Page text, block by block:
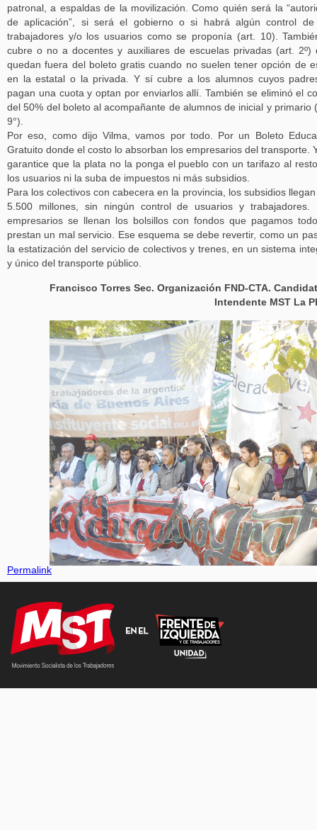
patronal, a espaldas de la movilización. Como quién será la
de aplicación”, si será el gobierno o si habrá algún control de
trabajadores y/o los usuarios como se proponía (art. 10).
cubre o no a docentes y auxiliares de escuelas privadas (art. 2º)
quedan fuera del boleto gratis cuando no suelen tener opción de
en la estatal o la privada. Y sí cubre a los alumnos cuyos
pagan una cuota y optan por enviarlos allí. También se eliminó el
del 50% del boleto al acompañante de alumnos de inicial y primario
9°).
Por eso, como dijo Vilma, vamos por todo. Por un Boleto
Gratuito donde el costo lo absorban los empresarios del transporte.
garantice que la plata no la ponga el pueblo con un tarifazo al
los usuarios ni la suba de impuestos ni más subsidios.
Para los colectivos con cabecera en la provincia, los subsidios
5.500 millones, sin ningún control de usuarios y trabajadores.
empresarios se llenan los bolsillos con fondos que pagamos
prestan un mal servicio. Ese esquema se debe revertir, como un
la estatización del servicio de colectivos y trenes, en un sistema
y único del transporte público.
Francisco Torres Sec. Organización FND-CTA.
Intendente MST La
Permalink